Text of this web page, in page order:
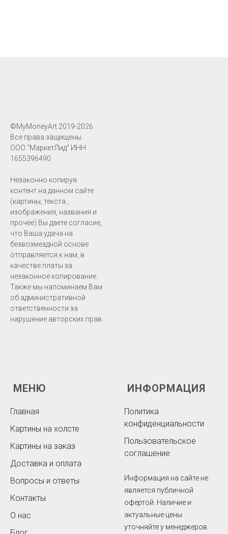
©MyMoneyArt 2019-2026
Все права защищены.
ООО "МаркетЛид" ИНН
1655396490
Незаконно копируя
контент на данном сайте
(картины, текста ,
изображения, названия и
прочее) Вы даете согласие,
что Ваша удача на
безвозмездной основе
отправляется к нам, в
качестве платы за
незаконное копирование.
Также мы напоминаем Вам
об административной
ответственности за
нарушение авторских прав.
МЕНЮ
Главная
Картины на холсте
Картины на заказ
Доставка и оплата
Вопросы и ответы
Контакты
О нас
ИНФОРМАЦИЯ
Политика
конфиденциальности
Пользовательское
соглашение
Информация на сайте не
является публичной
офертой. Наличие и
актуальные цены
уточняйте у менеджеров.